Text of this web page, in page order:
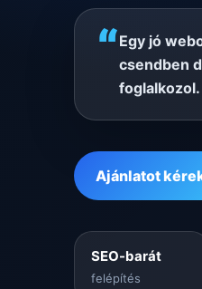
“Egy jó
csendben
foglalkozol.
Ajánlatot
SEO-barát
felépítés